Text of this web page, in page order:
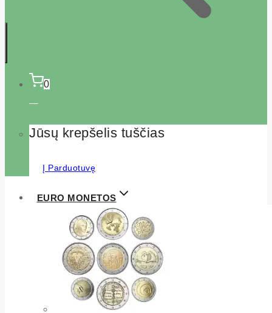
0
Jūsų krepšelis tuščias
Į Parduotuvę
EURO MONETOS